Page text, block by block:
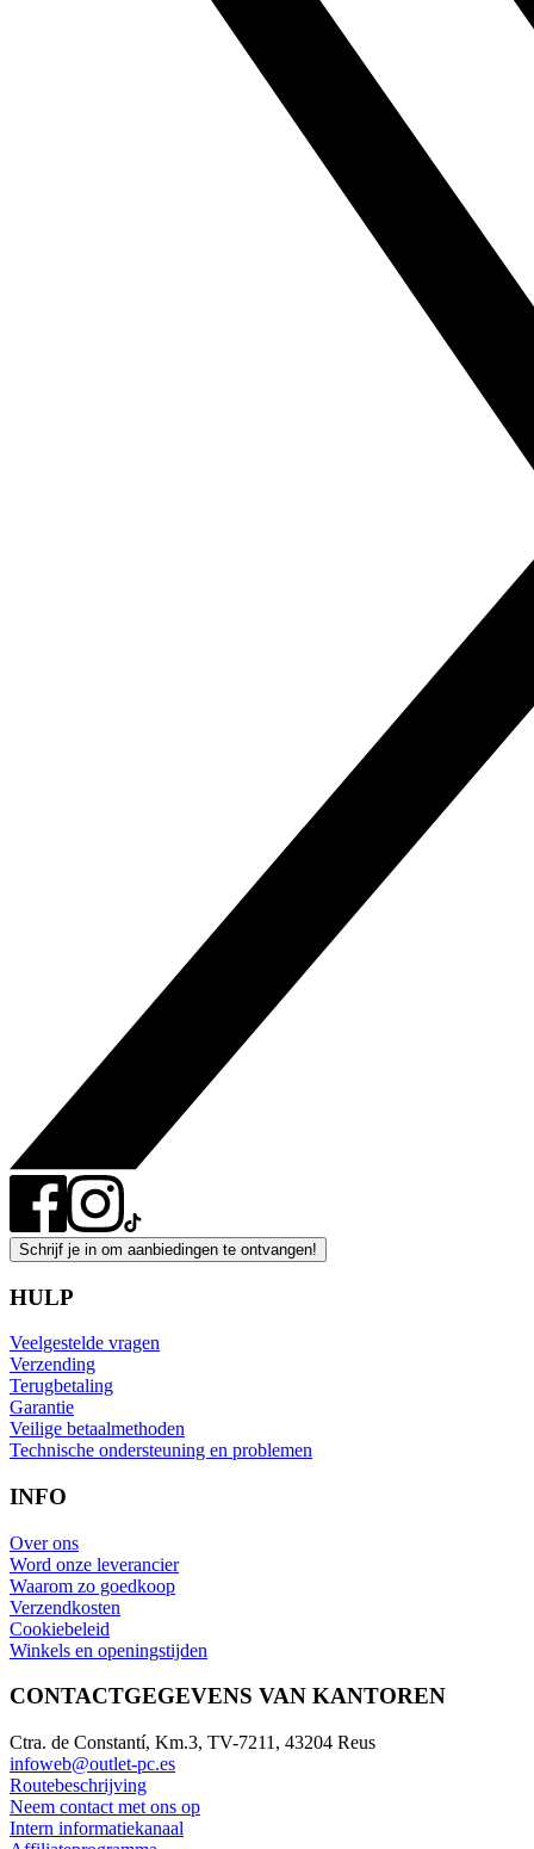
Schrijf je in om aanbiedingen te ontvangen!
HULP
Veelgestelde vragen
Verzending
Terugbetaling
Garantie
Veilige betaalmethoden
Technische ondersteuning en problemen
INFO
Over ons
Word onze leverancier
Waarom zo goedkoop
Verzendkosten
Cookiebeleid
Winkels en openingstijden
CONTACTGEGEVENS VAN KANTOREN
Ctra. de Constantí, Km.3, TV-7211, 43204 Reus
infoweb@outlet-pc.es
Routebeschrijving
Neem contact met ons op
Intern informatiekanaal